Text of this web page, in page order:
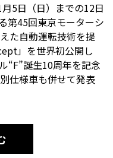
5日（日）までの12日
第45回東京モーターシ
た自動運転技術を提
」を世界初公開し
“F”誕生10周年を記念
仕様車も併せて発表